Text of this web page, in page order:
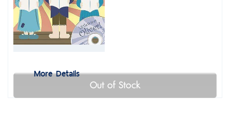
More Details
Out of Stock